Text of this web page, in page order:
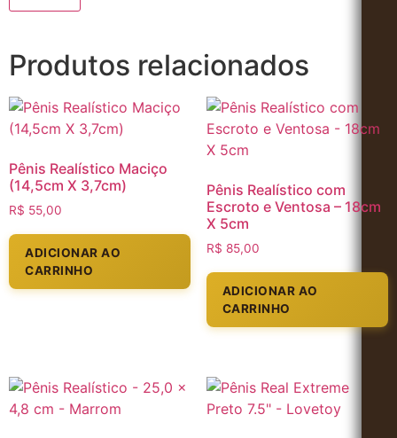
Produtos relacionados
Pênis Realístico Maciço
(14,5cm X 3,7cm)
R$ 55,00
ADICIONAR AO
CARRINHO
Pênis Realístico com
Escroto e Ventosa – 18cm
X 5cm
R$ 85,00
ADICIONAR AO
CARRINHO